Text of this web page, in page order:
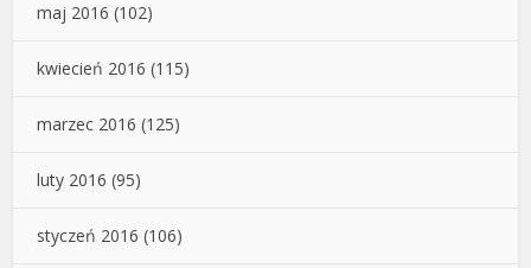
maj 2016 (102)
kwiecień 2016 (115)
marzec 2016 (125)
luty 2016 (95)
styczeń 2016 (106)